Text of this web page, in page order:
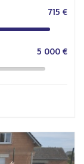
715 €
5 000 €